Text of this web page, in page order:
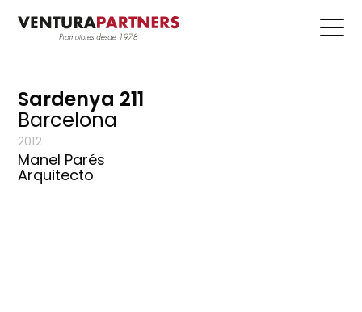
Sardenya 211
Barcelona
2012
Manel Parés
Arquitecto